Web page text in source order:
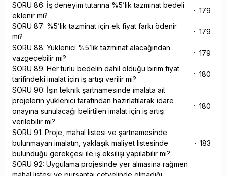
SORU 86: İş deneyim tutarına %5’lik tazminat bedeli
eklenir mi?
179
SORU 87: %5’lik tazminat için ek fiyat farkı ödenir
mi?
179
SORU 88: Yüklenici %5’lik tazminat alacağından
vazgeçebilir mi?
179
SORU 89: Her türlü bedelin dahil olduğu birim fiyat
tarifindeki imalat için iş artışı verilir mi?
180
SORU 90: İşin teknik şartnamesinde imalata ait
projelerin yüklenici tarafından hazırlatılarak idare
onayına sunulacağı belirtilen imalat için iş artışı
verilebilir mi?
180
SORU 91: Proje, mahal listesi ve şartnamesinde
bulunmayan imalatın, yaklaşık maliyet listesinde
bulunduğu gerekçesi ile iş eksilişi yapılabilir mi?
183
SORU 92: Uygulama projesinde yer almasına rağmen